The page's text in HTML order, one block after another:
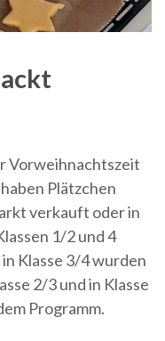
Vorweihnachtszeit
Plätzchen
verkauft oder in
1/2 und 4
Klasse 3/4 wurden
2/3 und in Klasse
Programm.